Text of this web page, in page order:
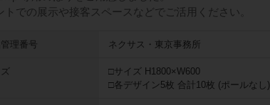
トでの展示や接客スペースなどでご活用ください。
理番号 ネクサス・東京事務所
□サイズ H1800×W600
□各デザイン5枚 合計10枚 (ポールなし)